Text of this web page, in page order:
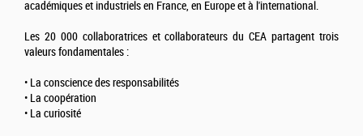
académiques et industriels en France, en Europe et à l'international.
Les 20 000 collaboratrices et collaborateurs du CEA partagent trois
valeurs fondamentales :
• La conscience des responsabilités
• La coopération
• La curiosité